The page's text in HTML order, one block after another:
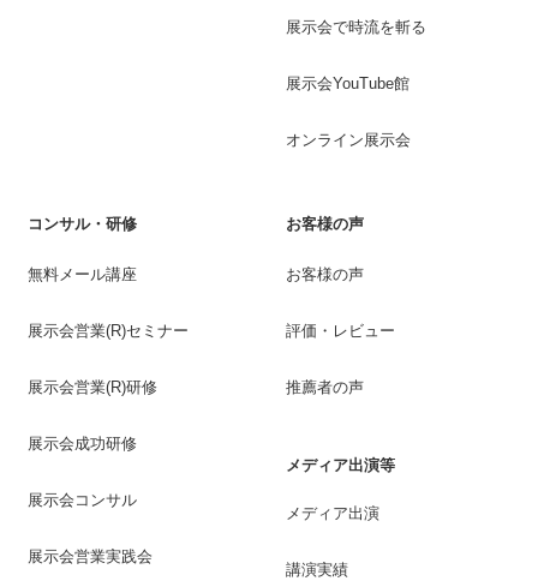
展示会で時流を斬る
展示会YouTube館
オンライン展示会
コンサル・研修
無料メール講座
展示会営業(R)セミナー
展示会営業(R)研修
展示会成功研修
展示会コンサル
展示会営業実践会
お客様の声
お客様の声
評価・レビュー
推薦者の声
メディア出演等
メディア出演
講演実績